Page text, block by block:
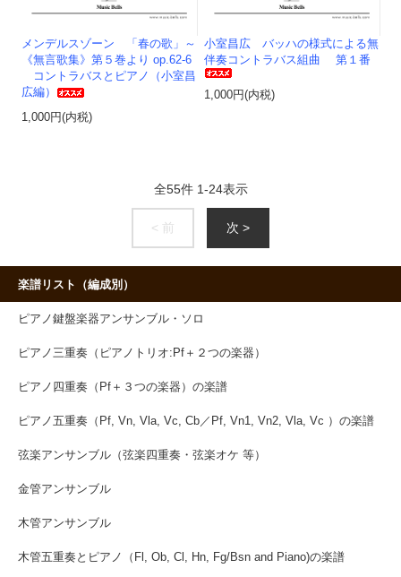
メンデルスゾーン 「春の歌」～
《無言歌集》第５巻より op.62-6
コントラバスとピアノ（小室昌
広編）
1,000円(内税)
小室昌広 バッハの様式による無
伴奏コントラバス組曲 第１番
1,000円(内税)
全55件 1-24表示
< 前 次 >
楽譜リスト（編成別）
ピアノ鍵盤楽器アンサンブル・ソロ
ピアノ三重奏（ピアノトリオ:Pf＋２つの楽器）
ピアノ四重奏（Pf＋３つの楽器）の楽譜
ピアノ五重奏（Pf, Vn, Vla, Vc, Cb／Pf, Vn1, Vn2, Vla, Vc ）の楽譜
弦楽アンサンブル（弦楽四重奏・弦楽オケ 等）
金管アンサンブル
木管アンサンブル
木管五重奏とピアノ（Fl, Ob, Cl, Hn, Fg/Bsn and Piano)の楽譜